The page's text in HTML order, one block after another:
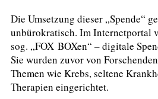
Die Umsetzung dieser „Spende“
unbürokratisch. Im Internetportal
sog. „FOX BOXen“ – digitale
Sie wurden zuvor von
Themen wie Krebs, seltene
Therapien eingerichtet.